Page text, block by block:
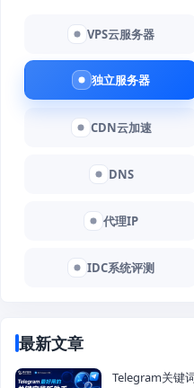
VPS云服务器
独立服务器
CDN云加速
DNS
代理IP
IDC系统评测
最新文章
Telegram关键